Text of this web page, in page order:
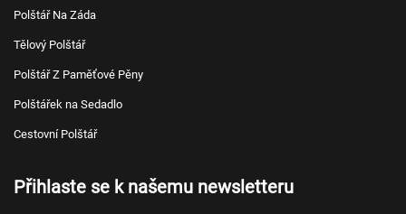
Polštář Na Záda
Tělový Polštář
Polštář Z Paměťové Pěny
Polštářek na Sedadlo
Cestovní Polštář
Přihlaste se k našemu newsletteru